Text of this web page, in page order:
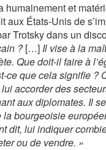
et
aux États-Unis de
Trotsky dans un
?[…] Il vise à la
Que doit-il faire à
que cela signifie ?
accorder des
aux diplomates. Il
bourgeoisie
dit, lui indiquer
ou de vendre. »